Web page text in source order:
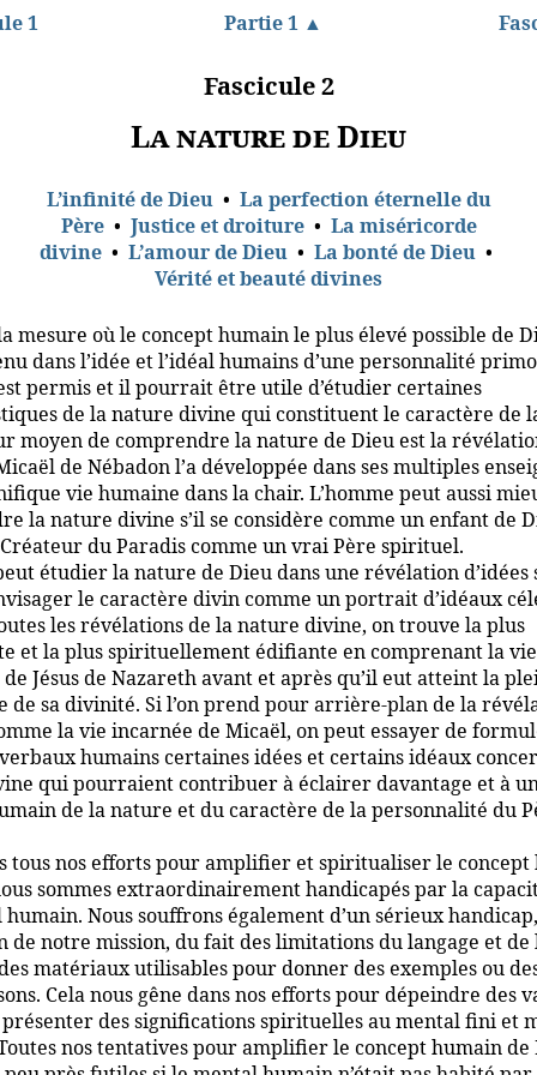
1 Partie 1 ▲
Fascicule 2
La nature de Dieu
L’infinité de Dieu• La perfection éternelle du
Père• Justice et droiture• La miséricorde
divine • L’amour de Dieu • La bonté de Dieu •
Vérité et beauté divines
mesure où le concept humain le plus élevé possible de
dans l’idée et l’idéal humains d’une personnalité
permis et il pourrait être utile d’étudier certaines
de la nature divine qui constituent le caractère de
moyen de comprendre la nature de Dieu est la
de Nébadon l’a développée dans ses multiples
vie humaine dans la chair. L’homme peut aussi
la nature divine s’il se considère comme un enfant de
du Paradis comme un vrai Père spirituel.
étudier la nature de Dieu dans une révélation d’idées
le caractère divin comme un portrait d’idéaux
les révélations de la nature divine, on trouve la plus
et la plus spirituellement édifiante en comprenant la vie
Jésus de Nazareth avant et après qu’il eut atteint la
de sa divinité. Si l’on prend pour arrière-plan de la
la vie incarnée de Micaël, on peut essayer de
humains certaines idées et certains idéaux
qui pourraient contribuer à éclairer davantage et à
de la nature et du caractère de la personnalité du
tous nos efforts pour amplifier et spiritualiser le concept
sommes extraordinairement handicapés par la
Nous souffrons également d’un sérieux
de notre mission, du fait des limitations du langage et de
matériaux utilisables pour donner des exemples ou
Cela nous gêne dans nos efforts pour dépeindre des
des significations spirituelles au mental fini et
nos tentatives pour amplifier le concept humain de